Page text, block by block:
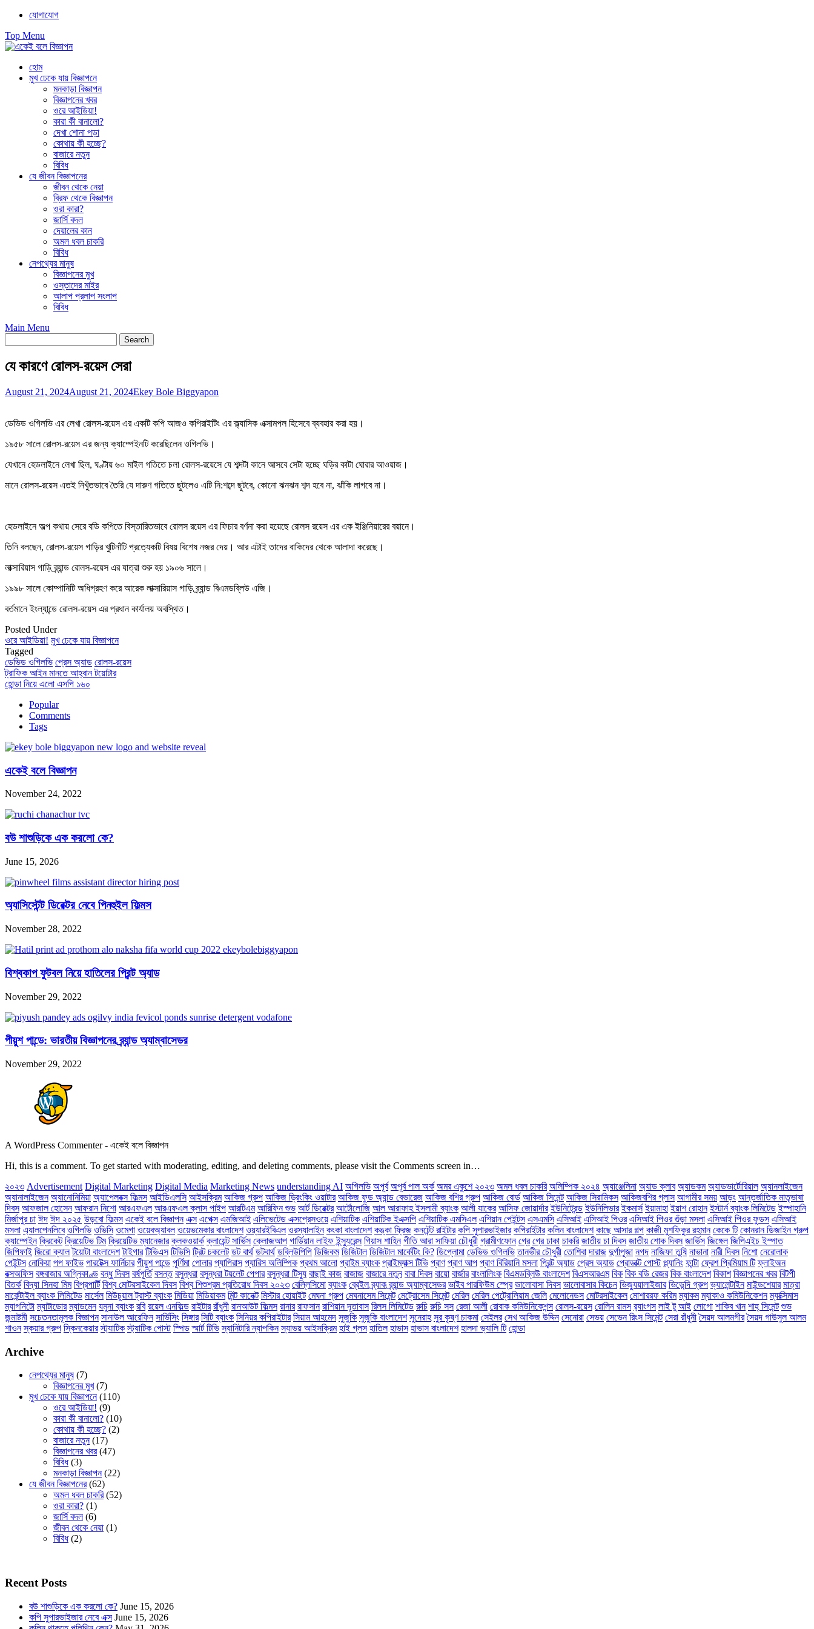
Skip
content
যোগাযোগ
Top Menu
হোম
মুখ ঢেকে যায় বিজ্ঞাপনে
মনকাড়া বিজ্ঞাপন
বিজ্ঞাপনের খবর
ওরে আইডিয়া!
কারা কী বানালো?
দেখা শোনা পড়া
কোথায় কী হচ্ছে?
বাজারে নতুন
বিবিধ
যে জীবন বিজ্ঞাপনের
জীবন থেকে নেয়া
ব্রিফ থেকে বিজ্ঞাপন
ওরা কারা?
জার্সি বদল
দেয়ালের কান
অমল ধবল চাকরি
বিবিধ
নেপথ্যের মানুষ
বিজ্ঞাপনের মুখ
ওস্তাদের মাইর
আলাপ প্রলাপ সংলাপ
বিবিধ
Main Menu
যে কারণে রোলস-রয়েস সেরা
August 21, 2024August 21, 2024Ekey Bole Biggyapon
ডেভিড ওগিলভি এর লেখা রোলস-রয়েস এর একটি কপি আজও কপিরাইটিং এর ক্ল্যাসিক এক্সামপল হিসেবে ব্যবহার করা হয়।
১৯৫৮ সালে রোলস-রয়েস এর জন্য ক্যাম্পেইনটি করেছিলেন ওগিলভি।
যেখানে হেডলাইনে লেখা ছিল, ঘণ্টায় ৬০ মাইল গতিতে চলা রোলস-রয়েসে যে শব্দটা কানে আসবে সেটা হচ্ছে ঘড়ির কাটা ঘোরার আওয়াজ।
মানে রোলস-রয়েস এতই নিখুঁতভাবে তৈরি যে দারুণ গতিতে ছুটলেও এটি নি:শব্দে ছুটবে, কোনো ঝনঝন শব্দ হবে না, ঝাঁকি লাগবে না।
হেডলাইনে অল্প কথায় সেরে বডি কপিতে বিস্তারিতভাবে রোলস রয়েস এর ফিচার বর্ণনা করা হয়েছে রোলস রয়েস এর এক ইঞ্জিনিয়ারের বয়ানে।
তিনি বলছেন, রোলস-রয়েস গাড়ির খুটিনাঁটি প্রত্যেকটি বিষয় বিশেষ নজর দেয়। আর এটাই তাদের বাকিদের থেকে আলাদা করেছে।
লাক্সারিয়াস গাড়ি ব্র্যান্ড রোলস-রয়েস এর যাত্রা শুরু হয় ১৯০৬ সালে।
১৯৯৮ সালে কোম্পানিটি অধিগ্রহণ করে আরেক লাক্সারিয়াস গাড়ি ব্র্যান্ড বিএমডব্লিউ এজি।
বর্তমানে ইংল্যান্ডে রোলস-রয়েস এর প্রধান কার্যালয় অবস্থিত।
Posted Under
ওরে আইডিয়া! মুখ ঢেকে যায় বিজ্ঞাপনে
Tagged
ডেভিড ওগিলভি প্রেস অ্যাড রোলস-রয়েস
Post
navigation
ট্রাফিক আইন মানতে আহ্বান টয়োটার
হোন্ডা নিয়ে এলো এসপি ১৬০
Popular
Comments
Tags
একেই বলে বিজ্ঞাপন
November 24, 2022
বউ শাশুড়িকে এক করলো কে?
June 15, 2026
অ্যাসিস্টেন্ট ডিরেক্টর নেবে পিনহুইল ফিল্মস
November 28, 2022
বিশ্বকাপ ফুটবল নিয়ে হাতিলের প্রিন্ট অ্যাড
November 29, 2022
পীয়ুশ পান্ডে: ভারতীয় বিজ্ঞাপনের ব্র্যান্ড অ্যাম্বাসেডর
November 29, 2022
A WordPress Commenter- একেই বলে বিজ্ঞাপন
Hi, this is a comment. To get started with moderating, editing, and deleting comments, please visit the Comments screen in…
২০২৩ Advertisement Digital Marketing Digital Media Marketing News understanding AI অগিলভি অপূর্ব অপূর্ব পাল অর্ক অমর একুশে ২০২৩ অমল ধবল চাকরি অলিম্পিক ২০২৪ অ্যাঞ্জেলিনা অ্যাড ক্লাব অ্যাডকম অ্যাডভার্টোরিয়াল অ্যানলাইজেন
অ্যানালাইজেন অ্যানোনিমিয়া অ্যাপেলবক্স ফিল্মস আইডিএলসি আইসক্রিম আকিজ গ্রুপ আকিজ ড্রিংকিং ওয়াটার আকিজ ফুড অ্যান্ড বেভারেজ আকিজ বশির গ্রুপ আকিজ বোর্ড আকিজ সিমেন্ট আকিজ সিরামিকস আকিজবশির গ্লাস আগামীর সময় আড়ং আন্তর্জাতিক মাতৃভাষা
দিবস আফজাল হোসেন আফরান নিশো আরএফএল আরএফএল ক্লাস পাইপ আরটিএম আরিফিন শুভ আর্ট ডিরেক্টর আর্টোলোজি আল আরাফাহ ইসলামী ব্যাংক আলী যাকের আসিফ জোয়ার্দার ইউনিট্রেন্ড ইউনিলিভার ইকমার্স ইয়ামাহা ইয়াশ রোহান ইস্টার্ন ব্যাংক লিমিটেড ইস্পাহানি
মির্জাপুর চা ঈদ ঈদ ২০২৫ উড়বো ফিল্মস একেই বলে বিজ্ঞাপন এক্স এপেক্স এমজিআই এলিভেটেড এক্সপ্রেসওয়ে এশিয়াটিক এশিয়াটিক ইএক্সপি এশিয়াটিক এমসিএল এশিয়ান পেইন্টস এসএমসি এসিআই এসিআই পিওর এসিআই পিওর গুঁড়া মসলা এসিআই পিওর ফুডস এসিআই
মসলা এ্যালপেনলিবে ওগিলভি ওভিসি ওমেগা ওয়েবঅ্যাবল ওয়েভমেকার বাংলাদেশ ওয়্যারইবিএল ওরস্যালাইন কংকা বাংলাদেশ কঙ্কা ফ্রিজ কনটেন্ট রাইটার কপি সুপারভাইজার কপিরাইটার কলিন বাংলাদেশ কাছে আসার গল্প কাজী মুশফিকুর রহমান কেকে টি কোনরান ডিজাইন গ্রুপ
ক্যাম্পেইন ক্রিকেট ক্রিয়েটিভ টিম ক্রিয়েটিভ ম্যানেজার ক্লকওয়ার্ক ক্লায়েন্ট সার্ভিস ক্লোজআপ গার্ডিয়ান লাইফ ইন্স্যুরেন্স গিয়াস শাহিন গীতি আরা সাফিয়া চৌধুরী গ্রামীণফোন গ্রে গ্রে ঢাকা চাকরি জাতীয় চা দিবস জাতীয় শোক দিবস জার্ভিস জিঙ্গেল জিপিএইচ ইস্পাত
জিপিফাই জিরো ক্যাল টয়োটা বাংলাদেশ টাইগার টিভিএস টিভিসি ট্রিট চকলেট ডট বার্থ ডটবার্থ ডব্লিউপিপি ডিজিকম ডিজিটাল ডিজিটাল মার্কেটিং কি? ডিপ্লোমা ডেভিড ওগিলভি তানভীর চৌধুরী তোশিবা দারাজ দুর্গাপূজা নগদ নাজিফা তুষি নাভানা নারী দিবস নিশো নেরোলাক
পেইন্টস নোকিয়া পপ ফাইভ পারটেক্স ফার্নিচার পীয়ুশ পান্ডে পূর্ণিমা পোলার প্যাপিরাস প্যারিস অলিম্পিক প্রথম আলো প্রাইম ব্যাংক প্রাইম্যাক্স টিভি প্রাণ প্রাণ আপ প্রাণ বিরিয়ানি মসলা প্রিন্ট অ্যাড প্রেস অ্যাড প্রোডাক্ট পোস্ট প্ল্যানিং ফান্টা ফ্রেশ প্রিমিয়াম টি ফ্লাইঅন
বক্সঅফিস বঙ্গবাজার অগ্নিকাণ্ড বন্ধু দিবস বর্ষপূর্তি বসন্ত বসুন্ধরা বসুন্ধরা টয়লেট পেপার বসুন্ধরা টিস্যু বাছাই কাজ বাজাজ বাজারে নতুন বাবা দিবস বায়ো বার্জার বাংলালিংক বিএমডব্লিউ বাংলাদেশ বিএসআরএম বিক বিক বডি রেজর বিক বাংলাদেশ বিকাশ বিজ্ঞাপনের খবর বিটপী
বিতর্ক বিদ্যা সিনহা মিম বিপ্রপার্টি বিশ্ব মোটরসাইকেল দিবস বিশ্ব শিশুশ্রম প্রতিরোধ দিবস ২০২৩ বেল্লিসিমো ব্যাংক ব্রেইল ব্র্যাক ব্র্যান্ড অ্যাম্বাসেডর ভাইব পারফিউম স্প্রে ভালোবাসা দিবস ভালোবাসার কিচেন ভিজ্যুয়ালাইজার ভিভেন্দি গ্রুপ ভ্যালেন্টাইন মাইন্ডশেয়ার মাত্রা
মার্কেন্টাইল ব্যাংক লিমিটেড মার্সেল মিউচুয়াল ট্রাস্ট ব্যাংক মিডিয়া মিডিয়াকম মিন্ট কানেক্ট মিস্টার হোয়াইট মেঘনা গ্রুপ মেঘনাসেম সিমেন্ট মেট্রোসেম সিমেন্ট মেরিল মেরিল পেট্রোলিয়াম জেলি মেলোনেডস মোটরসাইকেল মোশাররফ করিম ম্যাকম ম্যাকাও কমিউনিকেশন ম্যাক্সিমাস
ম্যাগনিটো ম্যাটাডোর ম্যাডমেন যমুনা ব্যাংক রবি রয়েল এনফিল্ড রাইটার রাঁধুনী রানআউট ফিল্মস রানার রাফসান রাশিয়ান দূতাবাস রিলস লিমিটেড রুচি রুচি সস রেজা আলী রোবাক কমিউনিকেশন্স রোলস-রয়েস রোলিন রামস র‌্যাংগস লাই টু আই লোগো শাকিব খান শাহ্ সিমেন্ট শুভ
জন্মাষ্টমী সচেতনতামূলক বিজ্ঞাপন সানাউল আরেফিন সার্ভিসিং সিঙ্গার সিটি ব্যাংক সিনিয়র কপিরাইটার সিয়াম আহমেদ সুজুকি সুজুকি বাংলাদেশ সুনেরাহ সুর কৃষ্ণ চাকমা সেইলর সেখ আকিজ উদ্দিন সেনোরা সেভয় সেভেন রিংস সিমেন্ট সেরা রাঁধুনী সৈয়দ আলমগীর সৈয়দ গাউসুল আলম
শাওন স্কয়ার গ্রুপ স্কিনকেয়ার স্ট্যাটিক স্ট্যাটিক পোস্ট স্পিড স্মার্ট টিভি স্যানিটারি ন্যাপকিন স্যাভয় আইসক্রিম হাই গ্লস হাতিল হাভাস হাভাস বাংলাদেশ হালদা ভ্যালি টি হোন্ডা
Archive
নেপথ্যের মানুষ(7)
বিজ্ঞাপনের মুখ(7)
মুখ ঢেকে যায় বিজ্ঞাপনে(110)
ওরে আইডিয়া! (9)
কারা কী বানালো? (10)
কোথায় কী হচ্ছে? (2)
বাজারে নতুন(17)
বিজ্ঞাপনের খবর(47)
বিবিধ(3)
মনকাড়া বিজ্ঞাপন(22)
যে জীবন বিজ্ঞাপনের(62)
অমল ধবল চাকরি(52)
ওরা কারা? (1)
জার্সি বদল(6)
জীবন থেকে নেয়া (1)
বিবিধ(2)
Recent Posts
বউ শাশুড়িকে এক করলো কে? June 15, 2026
কপি সুপারভাইজার নেবে এক্স June 15, 2026